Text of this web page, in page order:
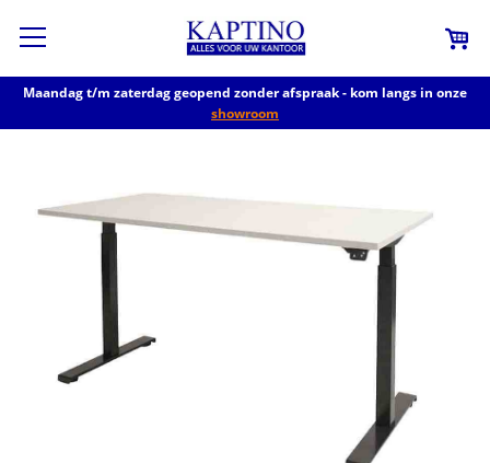
Maandag t/m zaterdag geopend zonder afspraak - kom langs in onze
showroom